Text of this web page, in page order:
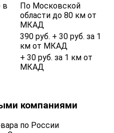
в
По Московской
области до 80 км от
МКАД
390 руб. + 30 руб. за 1
км от МКАД
+ 30 руб. за 1 км от
МКАД
компаниями
по России